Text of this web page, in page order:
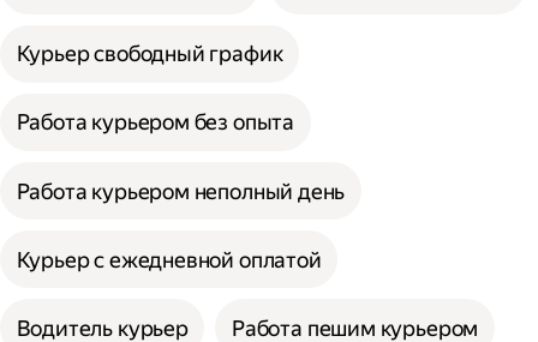
Курьер свободный график
Работа курьером без опыта
Работа курьером неполный день
Курьер с ежедневной оплатой
Водитель курьер Работа пешим курьером